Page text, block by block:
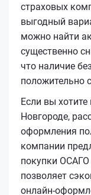
страховых
выгодный
можно найти
существенно
что наличие
положительно
Если вы
Новгороде,
оформления
компании
покупки
позволяет
онлайн-